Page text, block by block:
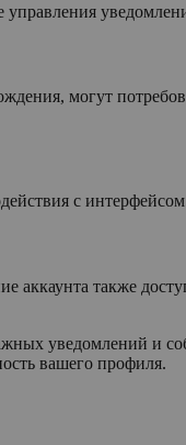
могут
с
также
уведомлений и
вашего профиля.